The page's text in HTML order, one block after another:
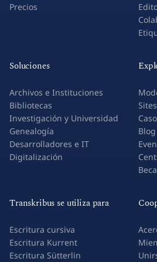
Precios
Soluciones
Archivos e Instituciones
Bibliotecas
Investigación y Universidad
Genealogía
Desarrolladores e IT
Digitalización
Sites
Blog
Beca
Transkribus se utiliza para
Escritura cursiva
Escritura Kurrent
Escritura Sütterlin